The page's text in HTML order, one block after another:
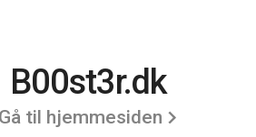
B00st3r.dk
Gå til hjemmesiden